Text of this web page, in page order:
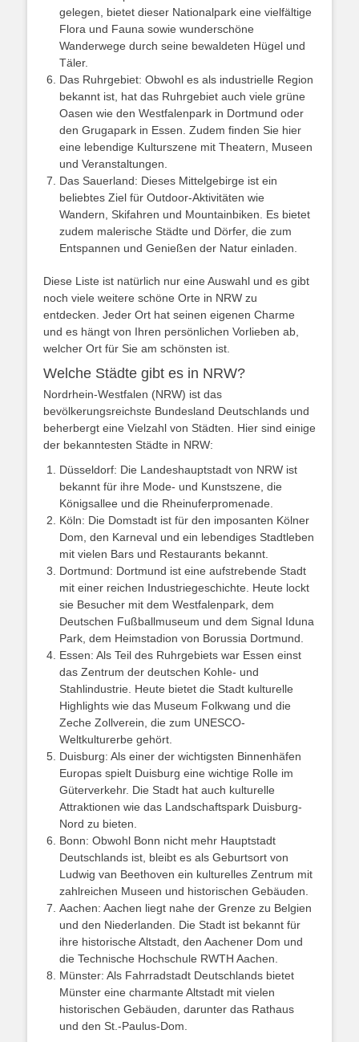
gelegen, bietet dieser Nationalpark eine vielfältige
Flora und Fauna sowie wunderschöne
Wanderwege durch seine bewaldeten Hügel und
Täler.
Das Ruhrgebiet: Obwohl es als industrielle Region
bekannt ist, hat das Ruhrgebiet auch viele grüne
Oasen wie den Westfalenpark in Dortmund oder
den Grugapark in Essen. Zudem finden Sie hier
eine lebendige Kulturszene mit Theatern, Museen
und Veranstaltungen.
Das Sauerland: Dieses Mittelgebirge ist ein
beliebtes Ziel für Outdoor-Aktivitäten wie
Wandern, Skifahren und Mountainbiken. Es bietet
zudem malerische Städte und Dörfer, die zum
Entspannen und Genießen der Natur einladen.
Diese Liste ist natürlich nur eine Auswahl und es gibt
noch viele weitere schöne Orte in NRW zu
entdecken. Jeder Ort hat seinen eigenen Charme
und es hängt von Ihren persönlichen Vorlieben ab,
welcher Ort für Sie am schönsten ist.
Welche Städte gibt es in NRW?
Nordrhein-Westfalen (NRW) ist das
bevölkerungsreichste Bundesland Deutschlands und
beherbergt eine Vielzahl von Städten. Hier sind einige
der bekanntesten Städte in NRW:
Düsseldorf: Die Landeshauptstadt von NRW ist
bekannt für ihre Mode- und Kunstszene, die
Königsallee und die Rheinuferpromenade.
Köln: Die Domstadt ist für den imposanten Kölner
Dom, den Karneval und ein lebendiges Stadtleben
mit vielen Bars und Restaurants bekannt.
Dortmund: Dortmund ist eine aufstrebende Stadt
mit einer reichen Industriegeschichte. Heute lockt
sie Besucher mit dem Westfalenpark, dem
Deutschen Fußballmuseum und dem Signal Iduna
Park, dem Heimstadion von Borussia Dortmund.
Essen: Als Teil des Ruhrgebiets war Essen einst
das Zentrum der deutschen Kohle- und
Stahlindustrie. Heute bietet die Stadt kulturelle
Highlights wie das Museum Folkwang und die
Zeche Zollverein, die zum UNESCO-
Weltkulturerbe gehört.
Duisburg: Als einer der wichtigsten Binnenhäfen
Europas spielt Duisburg eine wichtige Rolle im
Güterverkehr. Die Stadt hat auch kulturelle
Attraktionen wie das Landschaftspark Duisburg-
Nord zu bieten.
Bonn: Obwohl Bonn nicht mehr Hauptstadt
Deutschlands ist, bleibt es als Geburtsort von
Ludwig van Beethoven ein kulturelles Zentrum mit
zahlreichen Museen und historischen Gebäuden.
Aachen: Aachen liegt nahe der Grenze zu Belgien
und den Niederlanden. Die Stadt ist bekannt für
ihre historische Altstadt, den Aachener Dom und
die Technische Hochschule RWTH Aachen.
Münster: Als Fahrradstadt Deutschlands bietet
Münster eine charmante Altstadt mit vielen
historischen Gebäuden, darunter das Rathaus
und den St.-Paulus-Dom.